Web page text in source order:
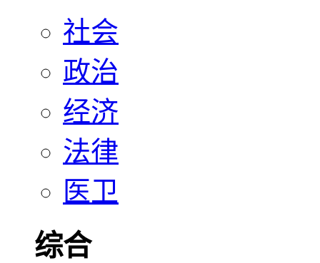
社会
政治
经济
法律
医卫
综合